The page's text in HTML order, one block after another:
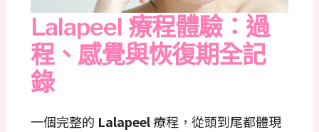
Lalapeel 療程體驗：過
程、感覺與恢復期全記
錄
一個完整的 Lalapeel療程，從頭到尾都體現